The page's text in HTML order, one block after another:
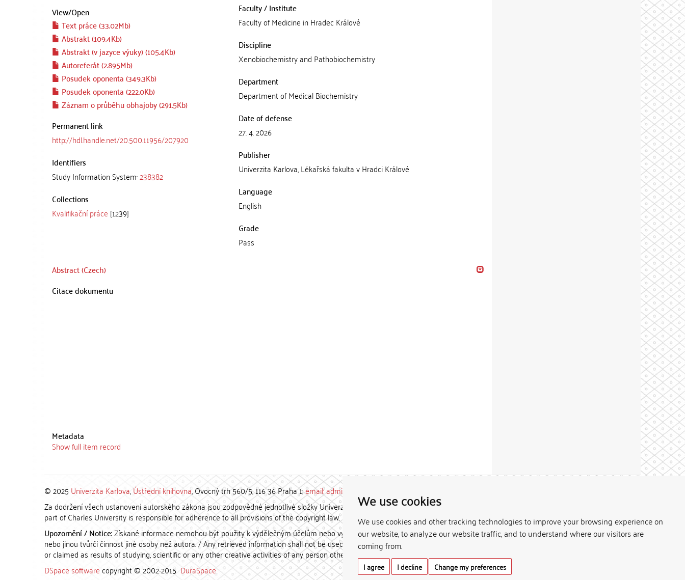
We use cookies
We use cookies and other tracking technologies to improve your browsing experience on
our website, to analyze our website traffic, and to understand where our visitors are
coming from.
I agree I decline Change my preferences
View/Open
Text práce (33.02Mb)
Abstrakt (109.4Kb)
Abstrakt (v jazyce výuky) (105.4Kb)
Autoreferát (2.895Mb)
Posudek oponenta (349.3Kb)
Posudek oponenta (222.0Kb)
Záznam o průběhu obhajoby (291.5Kb)
Permanent link
http://hdl.handle.net/20.500.11956/207920
Identifiers
Study Information System:238382
Collections
Kvalifikační práce [1239]
Faculty / Institute
Faculty of Medicine in Hradec Králové
Discipline
Xenobiochemistry and Pathobiochemistry
Department
Department of Medical Biochemistry
Date of defense
27. 4. 2026
Publisher
Univerzita Karlova, Lékařská fakulta v Hradci Králové
Language
English
Grade
Pass
Abstract (Czech)
Citace dokumentu
Metadata
Show full item record
© 2025 Univerzita Karlova,Ústřední knihovna, Ovocný trh 560/5, 116 36 Praha 1;email: admin-repozitar [at] cuni.cz
Za dodržení všech ustanovení autorského zákona jsou zodpovědné jednotlivé složky Univerzity Karlovy. / Each constituent
part of Charles University is responsible for adherence to all provisions of the copyright law.
Upozornění / Notice:Získané informace nemohou být použity k výdělečným účelům nebo vydávány za studijní, vědeckou
nebo jinou tvůrčí činnost jiné osoby než autora. / Any retrieved information shall not be used for any commercial purposes
or claimed as results of studying, scientific or any other creative activities of any person other than the author.
DSpace softwarecopyright © 2002-2015 DuraSpace